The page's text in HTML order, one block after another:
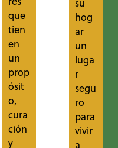
que
tien
en
un
prop
ósit
o,
cura
ción
y
hog
ar
un
luga
r
segu
ro
para
vivir
a